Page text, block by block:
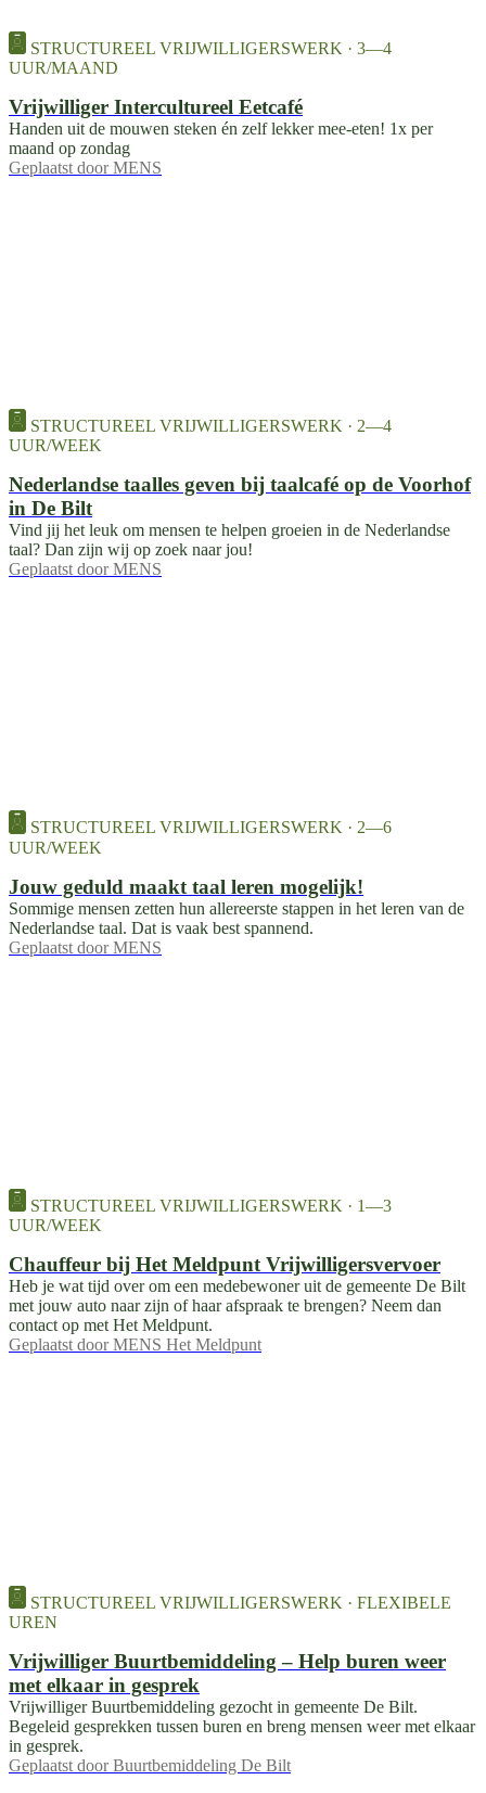
STRUCTUREEL VRIJWILLIGERSWERK · 3—4
UUR/MAAND
Vrijwilliger Intercultureel Eetcafé
Handen uit de mouwen steken én zelf lekker mee-eten! 1x per
maand op zondag
Geplaatst door MENS
STRUCTUREEL VRIJWILLIGERSWERK · 2—4
UUR/WEEK
Nederlandse taalles geven bij taalcafé op de Voorhof
in De Bilt
Vind jij het leuk om mensen te helpen groeien in de Nederlandse
taal? Dan zijn wij op zoek naar jou!
Geplaatst door MENS
STRUCTUREEL VRIJWILLIGERSWERK · 2—6
UUR/WEEK
Jouw geduld maakt taal leren mogelijk!
Sommige mensen zetten hun allereerste stappen in het leren van de
Nederlandse taal. Dat is vaak best spannend.
Geplaatst door MENS
STRUCTUREEL VRIJWILLIGERSWERK · 1—3
UUR/WEEK
Chauffeur bij Het Meldpunt Vrijwilligersvervoer
Heb je wat tijd over om een medebewoner uit de gemeente De Bilt
met jouw auto naar zijn of haar afspraak te brengen? Neem dan
contact op met Het Meldpunt.
Geplaatst door MENS Het Meldpunt
STRUCTUREEL VRIJWILLIGERSWERK · FLEXIBELE
UREN
Vrijwilliger Buurtbemiddeling – Help buren weer
met elkaar in gesprek
Vrijwilliger Buurtbemiddeling gezocht in gemeente De Bilt.
Begeleid gesprekken tussen buren en breng mensen weer met elkaar
in gesprek.
Geplaatst door Buurtbemiddeling De Bilt